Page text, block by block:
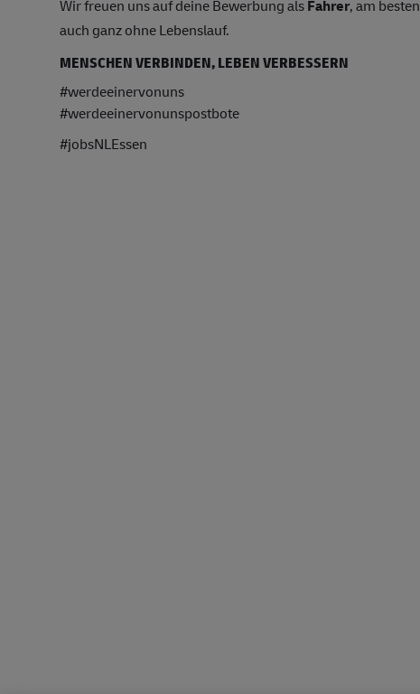
Wir freuen uns auf deine Bewerbung alsFahrer, am besten
auch ganz ohne Lebenslauf.
MENSCHEN VERBINDEN, LEBEN VERBESSERN
#werdeeinervonuns
#werdeeinervonunspostbote
#jobsNLEssen